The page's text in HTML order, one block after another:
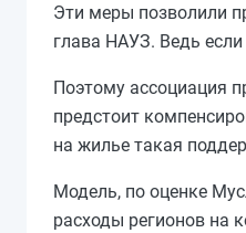
Эти меры позволили
глава НАУЗ. Ведь
Поэтому ассоциация
предстоит
на жилье такая
Модель, по оценке
расходы регионов на